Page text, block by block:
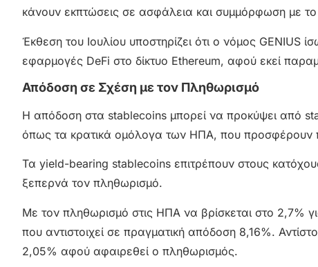
κάνουν εκπτώσεις σε ασφάλεια και συμμόρφωση με το
Έκθεση του Ιουλίου υποστηρίζει ότι ο νόμος
εφαρμογές DeFi στο δίκτυο Ethereum, αφού εκεί
Απόδοση σε Σχέση με τον Πληθωρισμό
Η απόδοση στα stablecoins μπορεί να προκύψει από
όπως τα κρατικά ομόλογα των ΗΠΑ, που προσφέρουν
Τα yield-bearing stablecoins επιτρέπουν στους
ξεπερνά τον πληθωρισμό.
Με τον πληθωρισμό στις ΗΠΑ να βρίσκεται στο 2,7%
που αντιστοιχεί σε πραγματική απόδοση 8,16%.
2,05% αφού αφαιρεθεί ο πληθωρισμός.